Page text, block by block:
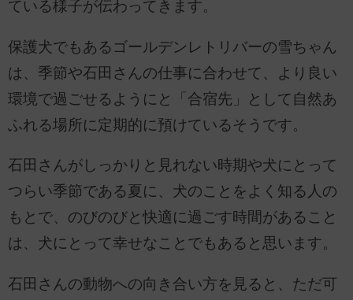
ている様子が伝わってきます。
保護犬でもあるゴールデンレトリバーの雪ちゃん
は、季節や石田さんの仕事に合わせて、より良い
環境で過ごせるようにと「合宿先」として自然あ
ふれる場所に定期的に預けているそうです。
石田さんがしっかりと見れない時期や犬にとって
つらい季節である夏に、犬のことをよく知る人の
もとで、のびのびと快適に過ごす時間があること
は、犬にとって幸せなことでもあると思います。
石田さんの動物への向き合い方を見ると、ただ可